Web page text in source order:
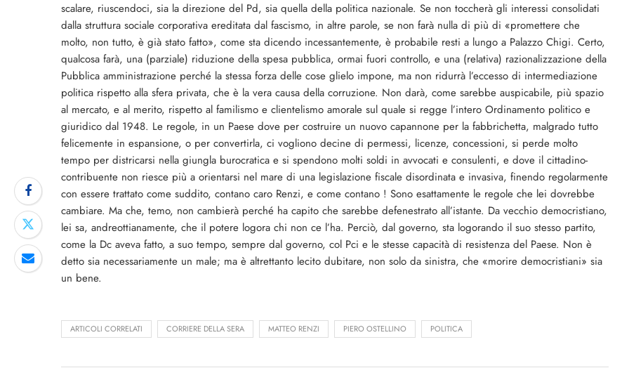
scalare, riuscendoci, sia la direzione del Pd, sia quella della politica nazionale. Se non toccherà gli interessi consolidati
dalla struttura sociale corporativa ereditata dal fascismo, in altre parole, se non farà nulla di più di «promettere che
molto, non tutto, è già stato fatto», come sta dicendo incessantemente, è probabile resti a lungo a Palazzo Chigi. Certo,
qualcosa farà, una (parziale) riduzione della spesa pubblica, ormai fuori controllo, e una (relativa) razionalizzazione della
Pubblica amministrazione perché la stessa forza delle cose glielo impone, ma non ridurrà l’eccesso di intermediazione
politica rispetto alla sfera privata, che è la vera causa della corruzione. Non darà, come sarebbe auspicabile, più spazio
al mercato, e al merito, rispetto al familismo e clientelismo amorale sul quale si regge l’intero Ordinamento politico e
giuridico dal 1948. Le regole, in un Paese dove per costruire un nuovo capannone per la fabbrichetta, malgrado tutto
felicemente in espansione, o per convertirla, ci vogliono decine di permessi, licenze, concessioni, si perde molto
tempo per districarsi nella giungla burocratica e si spendono molti soldi in avvocati e consulenti, e dove il cittadino-
contribuente non riesce più a orientarsi nel mare di una legislazione fiscale disordinata e invasiva, finendo regolarmente
con essere trattato come suddito, contano caro Renzi, e come contano ! Sono esattamente le regole che lei dovrebbe
cambiare. Ma che, temo, non cambierà perché ha capito che sarebbe defenestrato all’istante. Da vecchio democristiano,
lei sa, andreottianamente, che il potere logora chi non ce l’ha. Perciò, dal governo, sta logorando il suo stesso partito,
come la Dc aveva fatto, a suo tempo, sempre dal governo, col Pci e le stesse capacità di resistenza del Paese. Non è
detto sia necessariamente un male; ma è altrettanto lecito dubitare, non solo da sinistra, che «morire democristiani» sia
un bene.
ARTICOLI CORRELATI CORRIERE DELLA SERA MATTEO RENZI PIERO OSTELLINO POLITICA